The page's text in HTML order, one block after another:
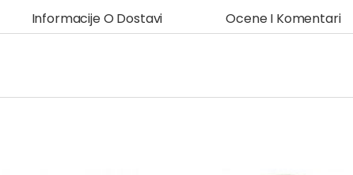
Informacije O Dostavi Ocene I Komentari